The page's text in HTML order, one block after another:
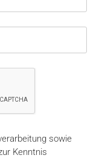
sowie
Kenntnis